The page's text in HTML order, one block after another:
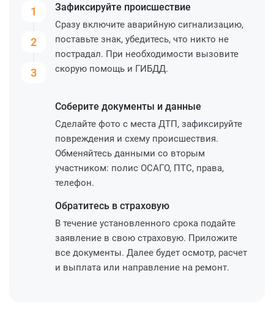
1
2
3
Зафиксируйте происшествие
Сразу включите аварийную сигнализацию,
поставьте знак, убедитесь, что никто не
пострадал. При необходимости вызовите
скорую помощь и ГИБДД.
Соберите документы и данные
Сделайте фото с места ДТП, зафиксируйте
повреждения и схему происшествия.
Обменяйтесь данными со вторым
участником: полис ОСАГО, ПТС, права,
телефон.
Обратитесь в страховую
В течение установленного срока подайте
заявление в свою страховую. Приложите
все документы. Далее будет осмотр, расчет
и выплата или направление на ремонт.